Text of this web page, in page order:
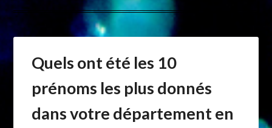
Quels ont été les 10
prénoms les plus donnés
dans votre département en